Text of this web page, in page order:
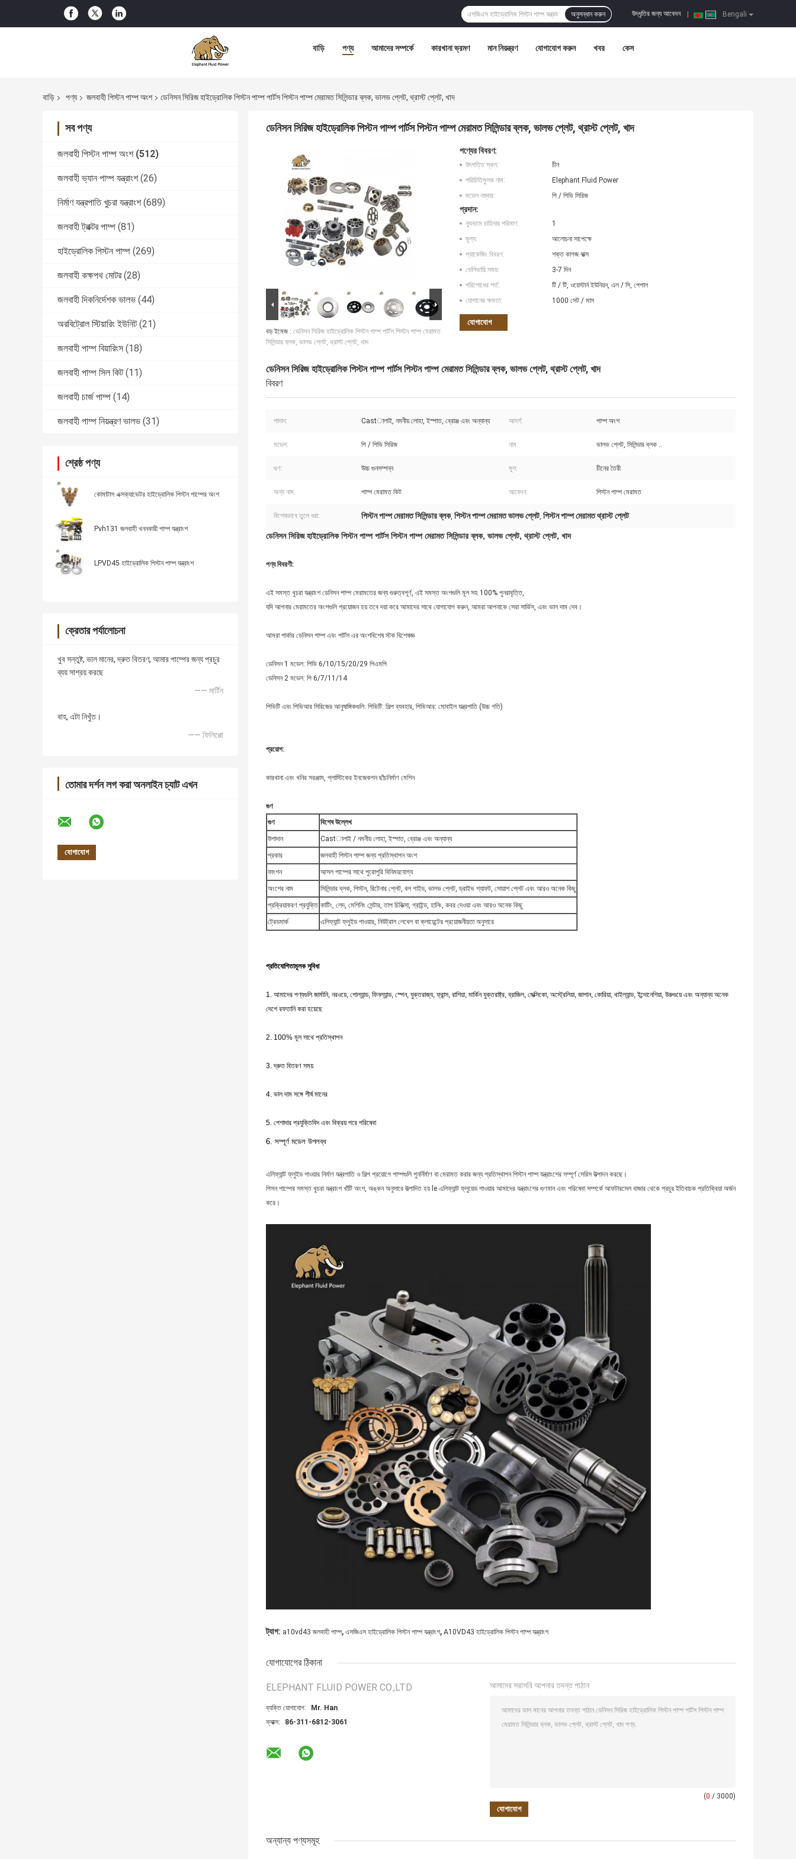
Bengali
উদ্ধৃতির জন্য আবেদন
অনুসন্ধান করুন
বাড়ি পণ্য আমাদের সম্পর্কে কারখানা ভ্রমণ মান নিয়ন্ত্রণ যোগাযোগ করুন খবর কেস
বাড়ি পণ্য জলবাহী পিস্টন পাম্প অংশ ডেনিসন সিরিজ হাইড্রোলিক পিস্টন পাম্প পার্টস পিস্টন পাম্প মেরামত সিলিন্ডার ব্লক, ভালভ প্লেট, থ্রাস্ট প্লেট, খাদ
সব পণ্য
জলবাহী পিস্টন পাম্প অংশ (512)
জলবাহী ভ্যান পাম্প যন্ত্রাংশ (26)
নির্মাণ যন্ত্রপাতি খুচরা যন্ত্রাংশ (689)
জলবাহী ট্রাক্টর পাম্প (81)
হাইড্রোলিক পিস্টন পাম্প (269)
জলবাহী কক্ষপথ মোটর (28)
জলবাহী দিকনির্দেশক ভালভ (44)
অরবিট্রোল স্টিয়ারিং ইউনিট (21)
জলবাহী পাম্প বিয়ারিংস (18)
জলবাহী পাম্প সিল কিট (11)
জলবাহী চার্জ পাম্প (14)
জলবাহী পাম্প নিয়ন্ত্রণ ভালভ (31)
শ্রেষ্ঠ পণ্য
কোমাটাস এক্সক্যাভেটর হাইড্রোলিক পিস্টন পাম্পের অংশ
Pvh131 জলবাহী খননকারী পাম্প যন্ত্রাংশ
LPVD45 হাইড্রোলিক পিস্টন পাম্প যন্ত্রাংশ
ক্রেতার পর্যালোচনা
খুব সন্তুষ্ট, ভাল মানের, দ্রুত বিতরণ, আমার পাম্পের জন্য প্রচুর
ব্যয় সাশ্রয় করছে
—— মার্টিন
বাহ, এটা নিখুঁত।
—— ফিলিপ্পো
তোমার দর্শন লগ করা অনলাইন চ্যাট এখন
ডেনিসন সিরিজ হাইড্রোলিক পিস্টন পাম্প পার্টস পিস্টন পাম্প মেরামত সিলিন্ডার ব্লক, ভালভ প্লেট, থ্রাস্ট প্লেট, খাদ
বড় ইমেজ : ডেনিসন সিরিজ হাইড্রোলিক পিস্টন পাম্প পার্টস পিস্টন পাম্প মেরামত
সিলিন্ডার ব্লক, ভালভ প্লেট, থ্রাস্ট প্লেট, খাদ
পণ্যের বিবরণ:
উৎপত্তি স্থল:
চীন
পরিচিতিমুলক নাম:
Elephant Fluid Power
মডেল নম্বার:
পি / পিভি সিরিজ
প্রদান:
ন্যূনতম চাহিদার পরিমাণ:
1
মূল্য:
আলোচনা সাপেক্ষে
প্যাকেজিং বিবরণ:
শক্ত কাগজ বাক্স
ডেলিভারি সময়:
3-7 দিন
পরিশোধের শর্ত:
টি / টি, ওয়েস্টার্ন ইউনিয়ন, এল / সি, পেপাল
যোগানের ক্ষমতা:
1000 সেট / মাস
যোগাযোগ
ডেনিসন সিরিজ হাইড্রোলিক পিস্টন পাম্প পার্টস পিস্টন পাম্প মেরামত সিলিন্ডার ব্লক, ভালভ প্লেট, থ্রাস্ট প্লেট, খাদ
বিবরণ
পাদান: Castালাই, নমনীয় লোহা, ইস্পাত, ব্রোঞ্জ এবং অন্যান্য আদর্শ: পাম্প অংশ
মডেল: পি / পিভি সিরিজ নাম: ভালভ প্লেট, সিলিন্ডার ব্লক ..
গুণ: উচ্চ গুনসম্পন্ন মূল: চীনের তৈরী
অন্য নাম: পাম্প মেরামত কিট আবেদন: পিস্টন পাম্প মেরামত
বিশেষভাবে তুলে ধরা: পিস্টন পাম্প মেরামত সিলিন্ডার ব্লক, পিস্টন পাম্প মেরামত ভালভ প্লেট, পিস্টন পাম্প মেরামত থ্রাস্ট প্লেট
ডেনিসন সিরিজ হাইড্রোলিক পিস্টন পাম্প পার্টস পিস্টন পাম্প মেরামত সিলিন্ডার ব্লক, ভালভ প্লেট, থ্রাস্ট প্লেট, খাদ
পণ্য বিবরণী:
এই সমস্ত খুচরা যন্ত্রাংশ ডেনিসন পাম্প মেরামতের জন্য গুরুত্বপূর্ণ, এই সমস্ত অংশগুলি মূল সহ 100% পুনরাবৃত্তি,
যদি আপনার মেরামতের অংশগুলি প্রয়োজন হয় তবে দয়া করে আমাদের সাথে যোগাযোগ করুন, আমরা আপনাকে সেরা সার্ভিস, এবং ভাল দাম দেব।
আমরা পার্কার ডেনিসন পাম্প এবং পার্টস এর অংশবিশেষ স্টক বিশেষজ্ঞ
ডেনিসন 1 মডেল: পিভি 6/10/15/20/29 পিএমপি
ডেনিসন 2 মডেল: পি 6/7/11/14
পিভিটি এবং পিভিআর সিরিজের আনুষাঙ্গিকগুলি: পিভিটি: শিল্প ব্যবহার, পিভিআর: মোবাইল যন্ত্রপাতি (উচ্চ গতি)
প্রয়োগ:
কারখানা এবং খনির সরঞ্জাম, প্লাস্টিকের ইনজেকশন ছাঁচনির্মাণ মেশিন
গুণ
গুণ
বিশেষ উল্লেখ
উপাদান
Castালাই / নমনীয় লোহা, ইস্পাত, ব্রোঞ্জ এবং অন্যান্য
প্রকার
জলবাহী পিস্টন পাম্প জন্য প্রতিস্থাপন অংশ
ফাংশন
আসল পাম্পের সাথে পুরোপুরি বিনিময়যোগ্য
অংশের নাম
সিলিন্ডার ব্লক, পিস্টন, রিটেনার প্লেট, বল গাইড, ভালভ প্লেট, ড্রাইভ শ্যাফট, সোয়াশ প্লেট এবং আরও অনেক কিছু
প্রক্রিয়াকরণ প্রযুক্তি কাটিং, লেদ, মেশিনিং সেন্টার, তাপ চিকিত্সা, গ্রাইন্ড, হানিং, কবর দেওয়া এবং আরও অনেক কিছু
ট্রেডমার্ক
এলিফ্যান্ট ফ্লুইড পাওয়ার, নিউট্রাল লেবেল বা ক্লায়েন্টের প্রয়োজনীয়তা অনুসারে
প্রতিযোগিতামূলক সুবিধা
1. আমাদের পণ্যগুলি জার্মানি, নরওয়ে, পোল্যান্ড, ফিনল্যান্ড, স্পেন, যুক্তরাজ্য, ফ্রান্স, রাশিয়া, মার্কিন যুক্তরাষ্ট্র, ব্রাজিল, মেক্সিকো, অস্ট্রেলিয়া, জাপান, কোরিয়া, থাইল্যান্ড, ইন্দোনেশিয়া, উরুগুয়ে এবং অন্যান্য অনেক
দেশে রফতানি করা হয়েছে
2. 100% মূল সাথে প্রতিস্থাপন
3. দ্রুত বিতরণ সময়
4. ভাল দাম সঙ্গে শীর্ষ মানের
5. পেশাদার প্রযুক্তিবিদ এবং বিক্রয় পরে পরিষেবা
6. সম্পূর্ণ মডেল উপলব্ধ
এলিফ্যান্ট ফ্লুইড পাওয়ার নির্মাণ যন্ত্রপাতি ও শিল্প প্রয়োগে পাম্পগুলি পুনর্নির্মাণ বা মেরামত করার জন্য প্রতিস্থাপন পিস্টন পাম্প যন্ত্রাংশের সম্পূর্ণ সেরিস উত্পাদন করছে।
পিসন পাম্পের সমস্ত খুচরা যন্ত্রাংশ খাঁটি অংশ, অঙ্কন অনুসারে উত্পাদিত হয় le এলিফ্যান্ট ফ্লুয়েড পাওয়ার আমাদের যন্ত্রাংশের গুণমান এবং পরিষেবা সম্পর্কে আফটারসেল বাজার থেকে প্রচুর ইতিবাচক প্রতিক্রিয়া অর্জন
করে।
ট্যাগ: a10vd43 জলবাহী পাম্প, এসজিএস হাইড্রোলিক পিস্টন পাম্প যন্ত্রাংশ, A10VD43 হাইড্রোলিক পিস্টন পাম্প যন্ত্রাংশ
যোগাযোগের ঠিকানা
ELEPHANT FLUID POWER CO.,LTD
ব্যক্তি যোগাযোগ:
Mr. Han
ফ্যাক্স:
86-311-6812-3061
আমাদের সরাসরি আপনার তদন্ত পাঠান
(0 / 3000)
অন্যান্য পণ্যসমূহ